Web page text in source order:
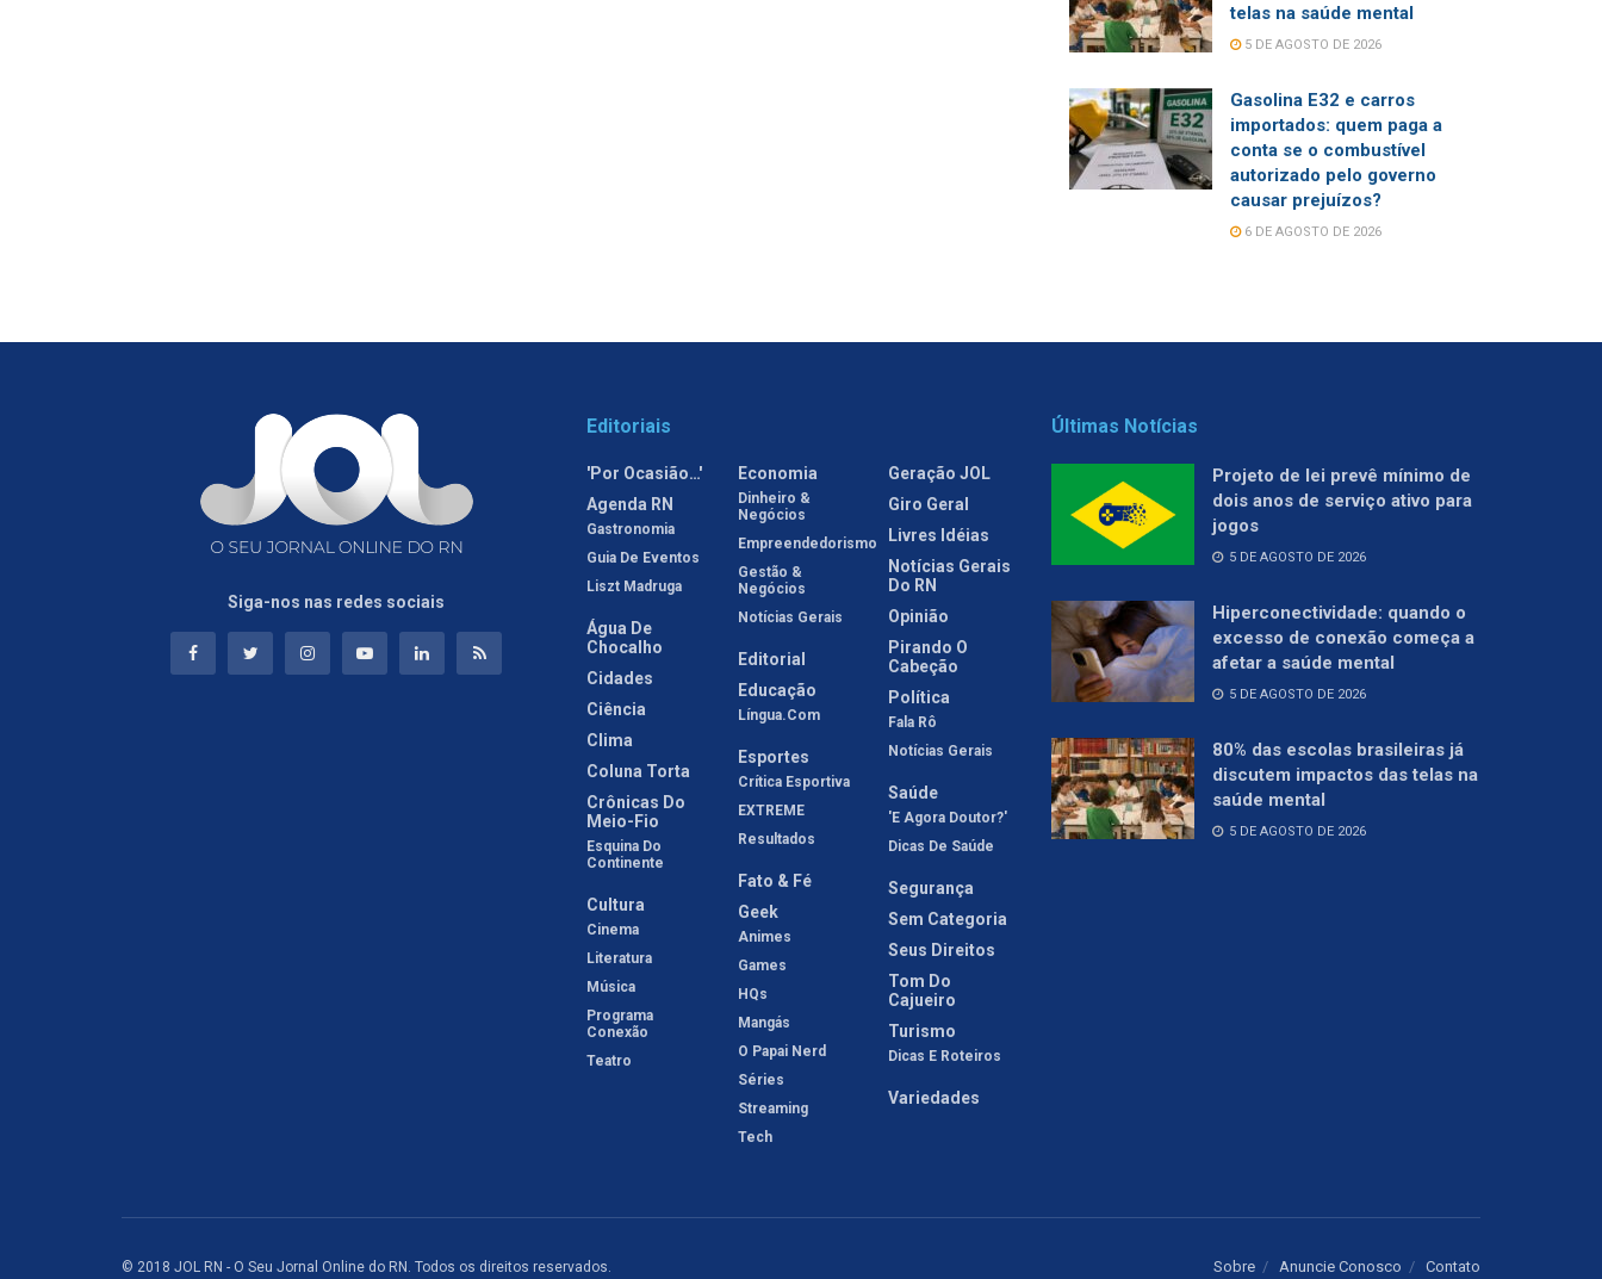
telas na saúde mental
5 DE AGOSTO DE 2026
Gasolina E32 e carros
importados: quem paga a
conta se o combustível
autorizado pelo governo
causar prejuízos?
6 DE AGOSTO DE 2026
Siga-nos nas redes sociais
Editoriais
'Por Ocasião…'
Agenda RN
Gastronomia
Guia De Eventos
Liszt Madruga
Água De
Chocalho
Cidades
Ciência
Clima
Coluna Torta
Crônicas Do
Meio-Fio
Esquina Do
Continente
Cultura
Cinema
Literatura
Música
Programa
Conexão
Teatro
Economia
Dinheiro &
Negócios
Empreendedorismo
Gestão &
Negócios
Notícias Gerais
Editorial
Educação
Língua.com
Esportes
Crítica Esportiva
EXTREME
Resultados
Fato & Fé
Geek
Animes
Games
HQs
Mangás
O Papai Nerd
Séries
Streaming
Tech
Geração JOL
Giro Geral
Livres Idéias
Notícias Gerais
Do RN
Opinião
Pirando O
Cabeção
Política
Fala Rô
Notícias Gerais
Saúde
'E Agora Doutor?'
Dicas De Saúde
Segurança
Sem Categoria
Seus Direitos
Tom Do
Cajueiro
Turismo
Dicas E Roteiros
Variedades
Últimas Notícias
Projeto de lei prevê mínimo de
dois anos de serviço ativo para
jogos
5 DE AGOSTO DE 2026
Hiperconectividade: quando o
excesso de conexão começa a
afetar a saúde mental
5 DE AGOSTO DE 2026
80% das escolas brasileiras já
discutem impactos das telas na
saúde mental
5 DE AGOSTO DE 2026
Sobre Anuncie Conosco Contato
© 2018 JOL RN - O Seu Jornal Online do RN. Todos os direitos reservados.